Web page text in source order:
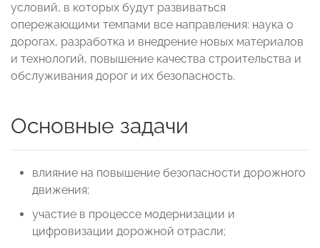
условий, в которых будут развиваться
опережающими темпами все направления: наука о
дорогах, разработка и внедрение новых материалов
и технологий, повышение качества строительства и
обслуживания дорог и их безопасность.
Основные задачи
влияние на повышение безопасности дорожного
движения;
участие в процессе модернизации и
цифровизации дорожной отрасли;